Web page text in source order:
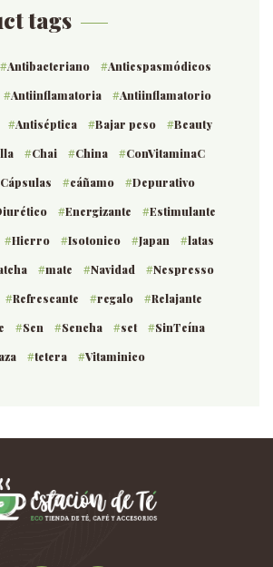
tags
Antibacteriano
Antiespasmódicos
Antiinflamatoria
Antiinflamatorio
Antiséptica Bajar peso
Beauty
Chai China
ConVitaminaC
Cápsulas cáñamo
Depurativo
Energizante
Estimulante
Hierro Isotonico Japan
latas
mate Navidad
Nespresso
Refrescante regalo
Relajante
Sen Sencha set
SinTeína
tetera Vitaminico